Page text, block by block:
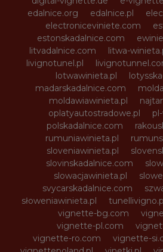
edalnice.org
edalnice.pl
electroniceviniete.com
estonskadalnice.com
litvadalnice.com
litwa-
livignotunel.pl
lotwawinieta.pl
madarskadalnice.com
moldawiawinieta.pl
oplatyautostradowe.pl
polskadalnice.com
rumuniawinieta.pl
sloveniawinieta.pl
slovinskadalnice.com
slowacjawinieta.pl
svycarskadalnice.com
słoweniawinieta.pl
vignette-bg.com
vignette-pl.com
vignette-ro.com
vignette-